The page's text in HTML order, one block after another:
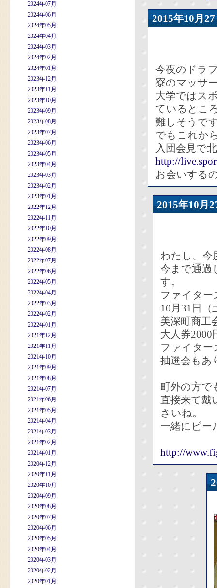
2024年07月
2024年06月
2024年05月
2024年04月
2024年03月
2024年02月
2024年01月
2023年12月
2023年11月
2023年10月
2023年09月
2023年08月
2023年07月
2023年06月
2023年05月
2023年04月
2023年03月
2023年02月
2023年01月
2022年12月
2022年11月
2022年10月
2022年09月
2022年08月
2022年07月
2022年06月
2022年05月
2022年04月
2022年03月
2022年02月
2022年01月
2021年12月
2021年11月
2021年10月
2021年09月
2021年08月
2021年07月
2021年06月
2021年05月
2021年04月
2021年03月
2021年02月
2021年01月
2020年12月
2020年11月
2020年10月
2020年09月
2020年08月
2020年07月
2020年06月
2020年05月
2020年04月
2020年03月
2020年02月
2020年01月
2015年10
今夜のドラ
寮のマッサ
大学ではス
ているとこ
難しそうで
でもこれか
入団会見で
http://
お会いする
2015年10
わたし、今
今まで通過
す。
ファイタ
10月31日（
美深町商
大人券
ファイター
抽選会もあ
町外の方で
直接来て戴
さいね。
一緒にビー
http://